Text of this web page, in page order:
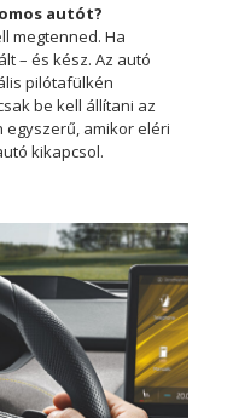
autót?
megtenned. Ha
– és kész. Az autó
pilótafülkén
be kell állítani az
egyszerű, amikor eléri
kikapcsol.